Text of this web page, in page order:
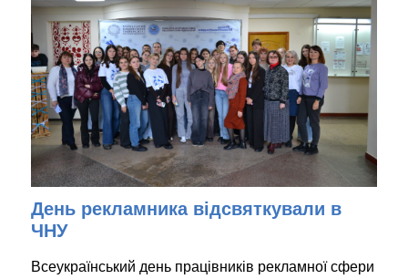
День рекламника відсвяткували в
ЧНУ
Всеукраїнський день працівників рекламної сфери